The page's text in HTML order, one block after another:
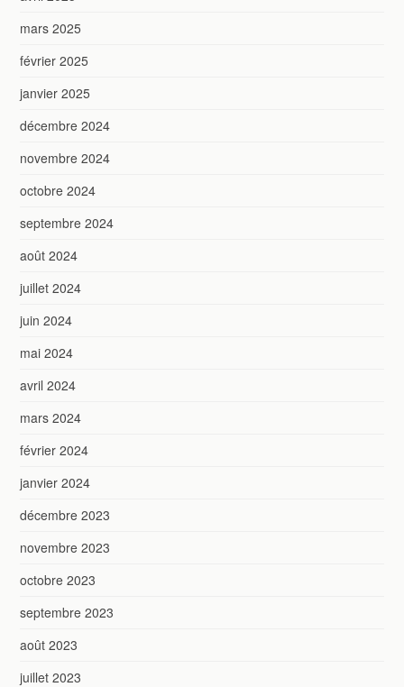
mars 2025
février 2025
janvier 2025
décembre 2024
novembre 2024
octobre 2024
septembre 2024
août 2024
juillet 2024
juin 2024
mai 2024
avril 2024
mars 2024
février 2024
janvier 2024
décembre 2023
novembre 2023
octobre 2023
septembre 2023
août 2023
juillet 2023